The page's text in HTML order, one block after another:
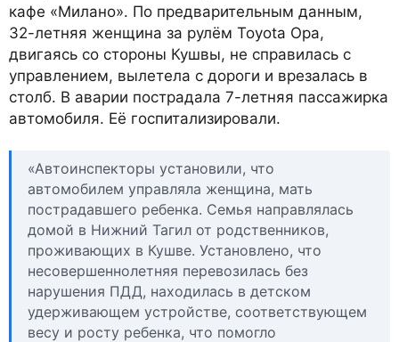
кафе «​Милано». По предварительным данным,
32-летняя женщина за рулём Toyota Opa,
двигаясь со стороны Кушвы, не справилась с
управлением, вылетела с дороги и врезалась в
столб. В аварии пострадала 7-летняя пассажирка
автомобиля. Её госпитализировали.
«​Автоинспекторы установили, что
автомобилем​ управляла женщина, мать
пострадавшего ребенка.​ Семья​ направлялась
домой​ в Нижний Тагил от родственников,
проживающих в​ Кушве. Установлено, что
несовершеннолетняя перевозилась без
нарушения ПДД, находилась в детском
удерживающем устройстве, соответствующем
весу и росту ребенка, что помогло